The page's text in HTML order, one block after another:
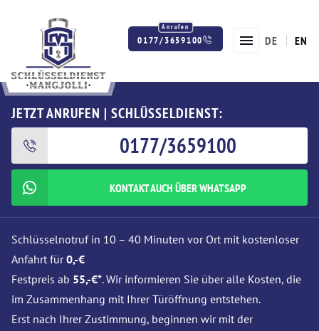
0177/3659100 DE EN
JETZT ANRUFEN | SCHLÜSSELDIENST:
0177/3659100
KONTAKT AUCH ÜBER WHATSAPP
Schlüsselnotruf in 10 – 40 Minuten vor Ort mit kostenloser
Anfahrt für0,-€
Festpreis ab 55,-€*. Wir informieren Sie über alle Kosten, die
im Zusammenhang mit Ihrer Türöffnung entstehen.
Erst nach Ihrer Zustimmung, beginnen wir mit der